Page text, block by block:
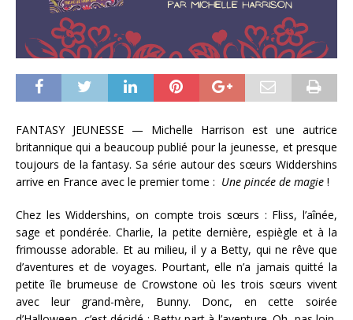
FANTASY JEUNESSE — Michelle Harrison est une autrice
britannique qui a beaucoup publié pour la jeunesse, et presque
toujours de la fantasy. Sa série autour des sœurs Widdershins
arrive en France avec le premier tome : Une pincée de magie !
Chez les Widdershins, on compte trois sœurs : Fliss, l’aînée,
sage et pondérée. Charlie, la petite dernière, espiègle et à la
frimousse adorable. Et au milieu, il y a Betty, qui ne rêve que
d’aventures et de voyages. Pourtant, elle n’a jamais quitté la
petite île brumeuse de Crowstone où les trois sœurs vivent
avec leur grand-mère, Bunny. Donc, en cette soirée